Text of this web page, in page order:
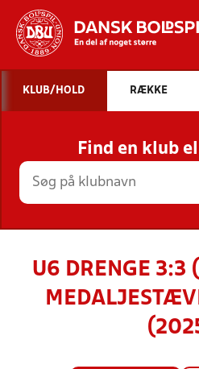
STILLINGER,
HOLD
KLUB/HOLD RÆKKE
Find en klub
U6 DRENGE 3:3